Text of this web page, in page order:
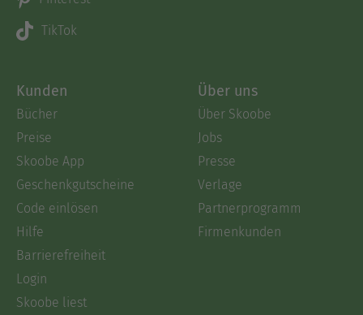
TikTok
Kunden
Bücher
Preise
Skoobe App
Geschenkgutscheine
Code einlösen
Hilfe
Barrierefreiheit
Login
Skoobe liest
Über uns
Über Skoobe
Jobs
Presse
Verlage
Partnerprogramm
Firmenkunden